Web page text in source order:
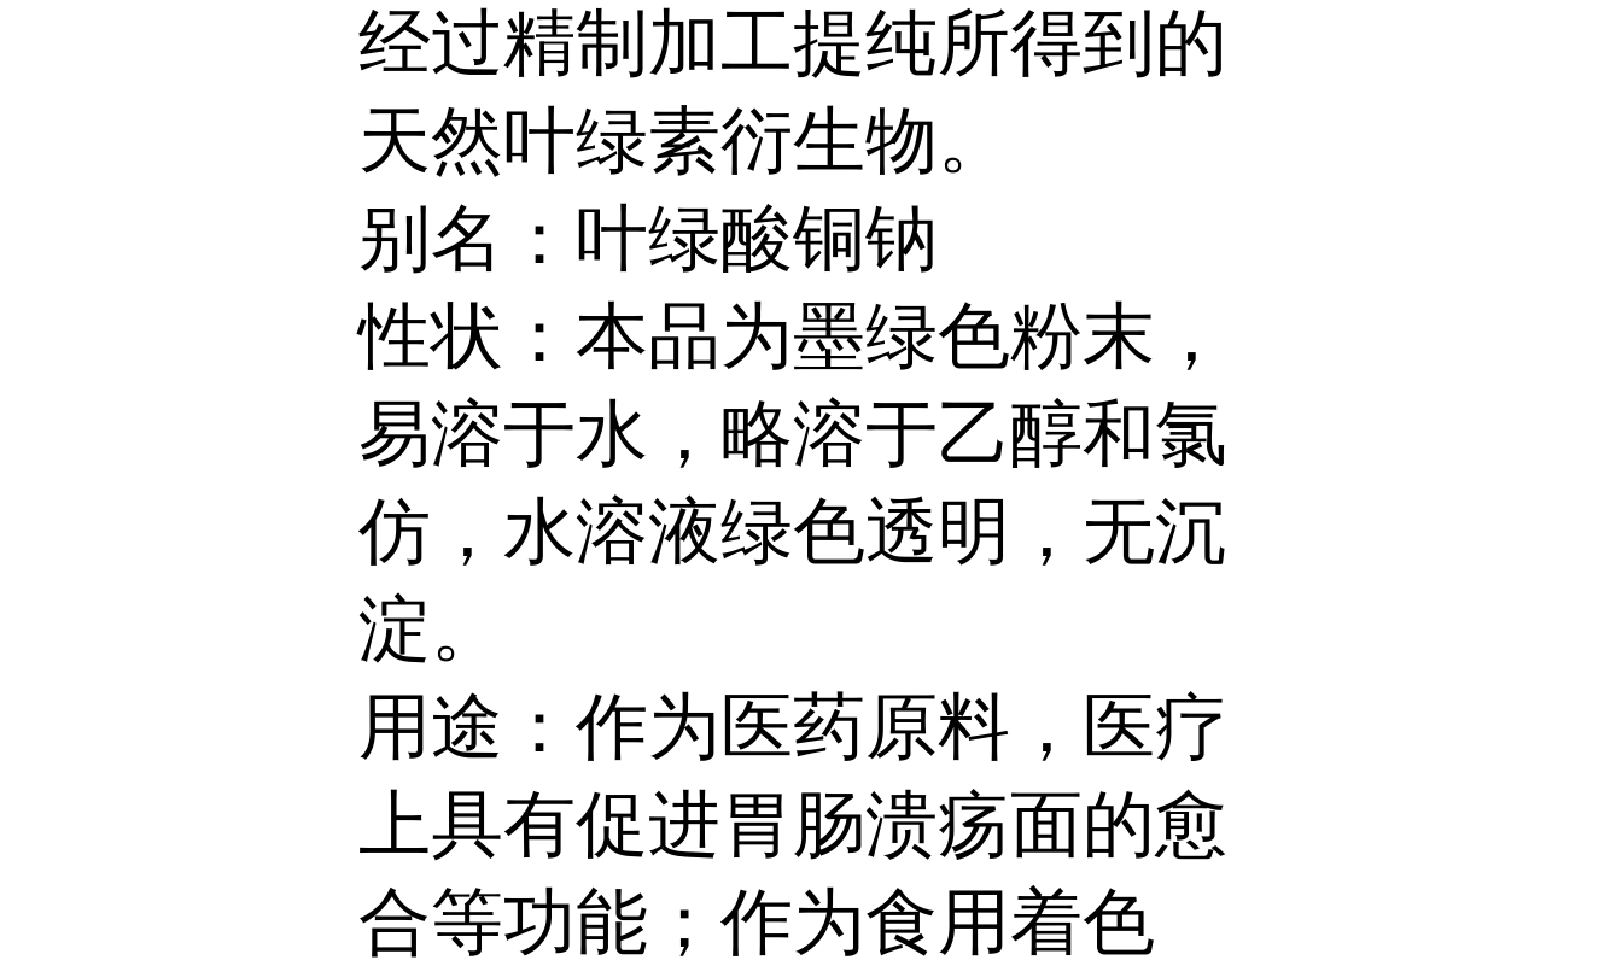
经过精制加工提纯所得到的
天然叶绿素衍生物。
别名：叶绿酸铜钠
性状：本品为墨绿色粉末，
易溶于水，略溶于乙醇和氯
仿，水溶液绿色透明，无沉
淀。
用途：作为医药原料，医疗
上具有促进胃肠溃疡面的愈
合等功能；作为食用着色